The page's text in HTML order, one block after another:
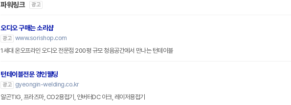
파워링크 광고
오디오 구매는 소리샵
광고 www.sorishop.com
1세대 온오프라인 오디오 전문점 200평 규모 청음공간에서 만나는 턴테이블
턴테이블전문 경인웰딩
광고
gyeongin-welding.co.kr
알곤TIG, 프라즈마, CO2용접기, 인버터DC 아크, 레이저용접기